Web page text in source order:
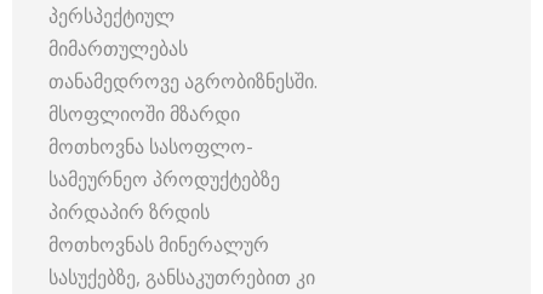
პერსპექტიულ
მიმართულებას
თანამედროვე აგრობიზნესში.
მსოფლიოში მზარდი
მოთხოვნა სასოფლო-
სამეურნეო პროდუქტებზე
პირდაპირ ზრდის
მოთხოვნას მინერალურ
სასუქებზე, განსაკუთრებით კი